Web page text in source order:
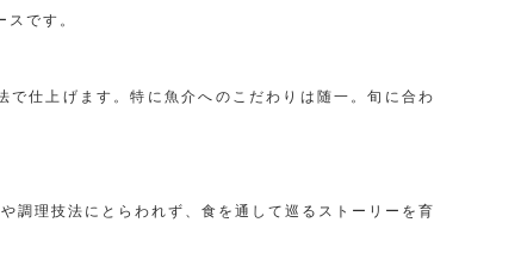
です。
仕上げます。特に魚介へのこだわりは随一。旬に合わ
調理技法にとらわれず、食を通して巡るストーリーを育